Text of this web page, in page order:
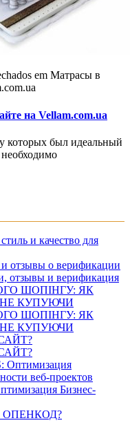
em Матрасы в
на Vellam.com.ua
которых был идеальный
и качество для
отзывы о верификации
отзывы и верификация
ШОПІНГУ: ЯК
КУПУЮЧИ
ШОПІНГУ: ЯК
КУПУЮЧИ
Оптимизация
веб-проектов
Бизнес-